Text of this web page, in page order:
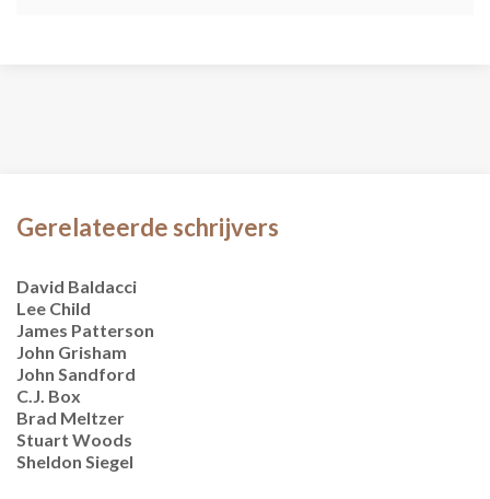
Gerelateerde schrijvers
David Baldacci
Lee Child
James Patterson
John Grisham
John Sandford
C.J. Box
Brad Meltzer
Stuart Woods
Sheldon Siegel